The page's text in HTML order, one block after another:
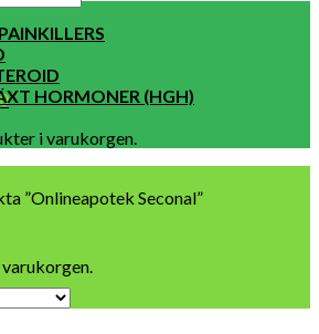
0
i varukorgen.
HORMONER (HGH)
”Onlineapotek Seconal”